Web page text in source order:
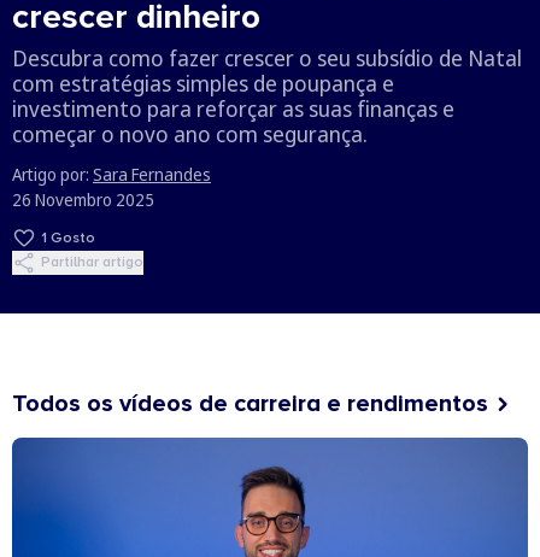
crescer dinheiro
Descubra como fazer crescer o seu subsídio de Natal
com estratégias simples de poupança e
investimento para reforçar as suas finanças e
começar o novo ano com segurança.
Artigo por: Sara Fernandes
26 Novembro 2025
1 Gosto
Partilhar artigo
Todos os vídeos de carreira e rendimentos